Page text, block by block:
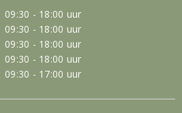
09:30 - 18:00 uur
09:30 - 18:00 uur
09:30 - 18:00 uur
09:30 - 18:00 uur
09:30 - 17:00 uur